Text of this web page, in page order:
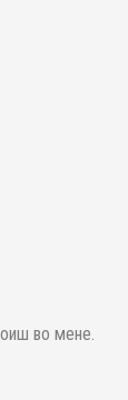
во мене.